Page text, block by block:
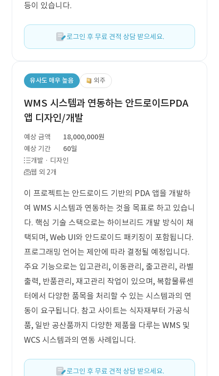
등이 있습니다.
로그인 후 무료 견적 상담 받으세요.
유사도 매우 높음 외주
WMS 시스템과 연동하는 안드로이드PDA
앱 디자인/개발
예상 금액
18,000,000원
예상 기간
60일
개발 · 디자인
웹 외 2개
이 프로젝트는 안드로이드 기반의 PDA 앱을 개발하
여 WMS 시스템과 연동하는 것을 목표로 하고 있습니
다. 핵심 기술 스택으로는 하이브리드 개발 방식이 채
택되며, Web UI와 안드로이드 패키징이 포함됩니다.
프로그래밍 언어는 제안에 따라 결정될 예정입니다.
주요 기능으로는 입고관리, 이동관리, 출고관리, 라벨
출력, 반품관리, 재고관리 작업이 있으며, 복합물류센
터에서 다양한 품목을 처리할 수 있는 시스템과의 연
동이 요구됩니다. 참고 사이트는 식자재부터 가공식
품, 일반 공산품까지 다양한 제품을 다루는 WMS 및
WCS 시스템과의 연동 사례입니다.
로그인 후 무료 견적 상담 받으세요.